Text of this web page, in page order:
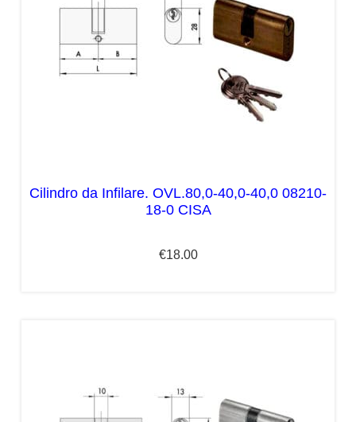
Cilindro da Infilare. OVL.80,0-40,0-40,0 08210-
18-0 CISA
€18.00